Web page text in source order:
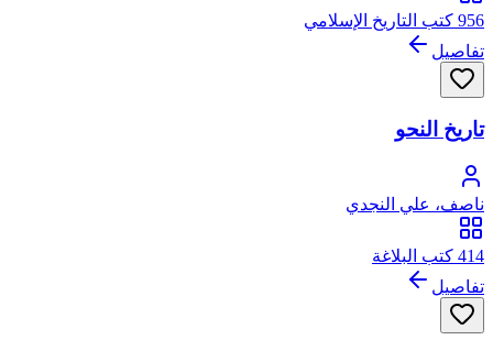
956 كتب التاريخ الإسلامي
تفاصيل
تاريخ النحو
ناصف، علي النجدي
414 كتب البلاغة
تفاصيل